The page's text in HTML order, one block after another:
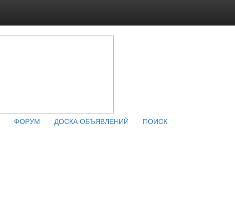
ФОРУМ ДОСКА ОБЪЯВЛЕНИЙ
ПОИСК